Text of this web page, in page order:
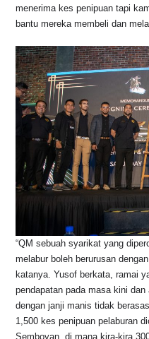
menerima kes penipuan tapi
bantu mereka membeli dan
“QM sebuah syarikat yang
melabur boleh berurusan
katanya. Yusof berkata, ramai
pendapatan pada masa kini
dengan janji manis tidak
1,500 kes penipuan pelaburan
Semboyan, di mana kira-kira